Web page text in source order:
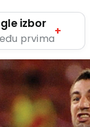
izbor
prvima
+